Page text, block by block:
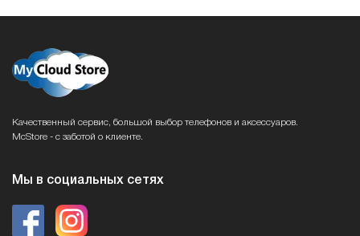
Качественный сервис, большой выбор телефонов и аксессуаров.
McStore - с заботой о клиенте.
Мы в социальных сетях